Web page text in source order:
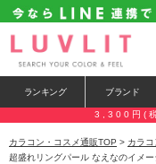
ランキング ブランド
3,300円(
カラコン・コスメ通販TOP > カラコ
超盛れリングパール なえなのイメー